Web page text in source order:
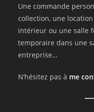
Une commande
collection, une
intérieur ou une salle
temporaire dans une
entreprise…
N’hésitez pas à me